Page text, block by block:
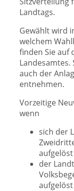
Landtags.
Gewählt wird
welchem
finden Sie auf
auch der
entnehmen.
Vorzeitige
wenn
sich der
der